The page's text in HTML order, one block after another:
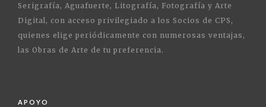
Serigrafía, Aguafuerte, Litografía, Fotografía y Arte
Digital, con acceso privilegiado a los Socios de CPS,
quienes elige periódicamente con numerosas ventajas,
las Obras de Arte de tu preferencia.
APOYO